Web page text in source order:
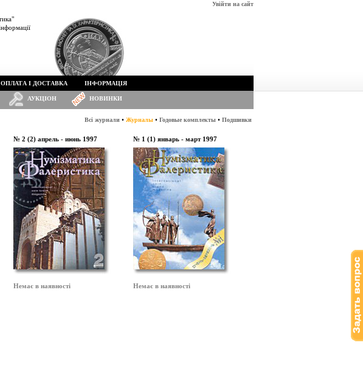
Увійти на сайт
ОПЛАТА І ДОСТАВКА ІНФОРМАЦІЯ
АУКЦІОН НОВИНКИ
Всі журнали • Журналы • Годовые комплекты • Подшивки
№ 2 (2) апрель - июнь 1997
Немає в наявності
№ 1 (1) январь - март 1997
Немає в наявності